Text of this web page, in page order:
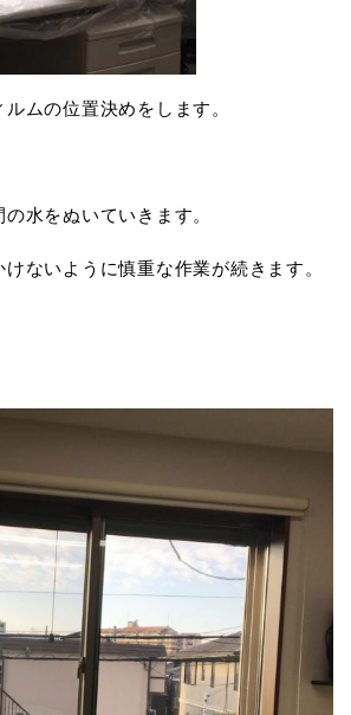
ムの位置決めをします。
水をぬいていきます。
ないように慎重な作業が続きます。